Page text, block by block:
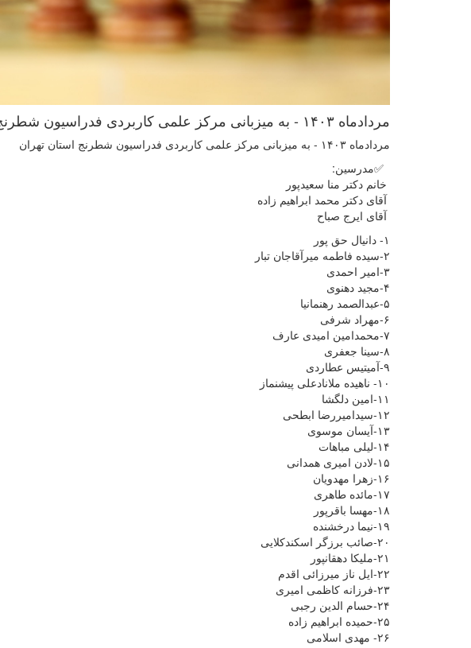
مردادماه ۱۴۰۳ - به میزبانی مرکز علمی کاربردی فدراسیون شطرنج استان تهران
مردادماه ۱۴۰۳ - به میزبانی مرکز علمی کاربردی فدراسیون شطرنج استان تهران
✅مدرسین:
خانم دکتر منا سعیدپور
آقای دکتر محمد ابراهیم زاده
آقای ایرج صباح
۱- دانیال حق پور
۲-سیده فاطمه میرآقاجان تبار
۳-امیر احمدی
۴-مجید دهنوی
۵-عبدالصمد رهنمانیا
۶-مهراد شرفی
۷-محمدامین امیدی عارف
۸-سینا جعفری
۹-آمیتیس عطاردی
۱۰- ناهیده ملانادعلی پیشنماز
۱۱-امین دلگشا
۱۲-سیدامیررضا ابطحی
۱۳-آیسان موسوی
۱۴-لیلی مباهات
۱۵-لادن امیری همدانی
۱۶-زهرا مهدویان
۱۷-مائده طاهری
۱۸-مهسا باقرپور
۱۹-نیما درخشنده
۲۰-صائب برزگر اسکندکلایی
۲۱-ملیکا دهقانپور
۲۲-ایل ناز میرزائی اقدم
۲۳-فرزانه کاظمی امیری
۲۴-حسام الدین رجبی
۲۵-حمیده ابراهیم زاده
۲۶- مهدی اسلامی